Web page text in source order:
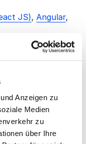
Anzeigen zu
Medien
zu
über Ihre
JS), Angular,